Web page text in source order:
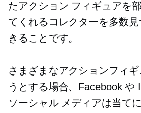
たアクション フィギュアを
てくれるコレクターを多数
きることです。
さまざまなアクションフィ
うとする場合、Facebook や
ソーシャル メディアは当て